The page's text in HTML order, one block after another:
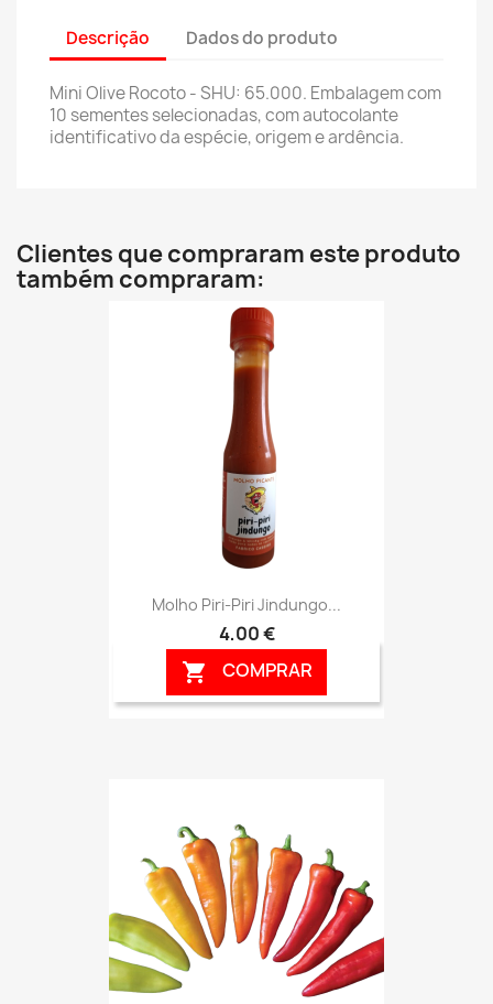
Descrição Dados do produto
Mini Olive Rocoto - SHU: 65.000. Embalagem com
10 sementes selecionadas, com autocolante
identificativo da espécie, origem e ardência.
Clientes que compraram este produto
também compraram:
Molho Piri-Piri Jindungo...
4,00 €
 COMPRAR